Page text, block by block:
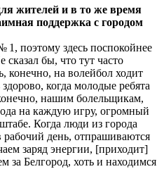
жителей и в то же время
поддержка с городом
поэтому здесь поспокойнее
сказал бы, что тут часто
конечно, на волейбол ходит
когда молодые ребята
нашим болельщикам,
на каждую игру, огромный
Когда люди из города
день, отпрашиваются
заряд энергии, [приходит]
за Белгород, хоть и находимся